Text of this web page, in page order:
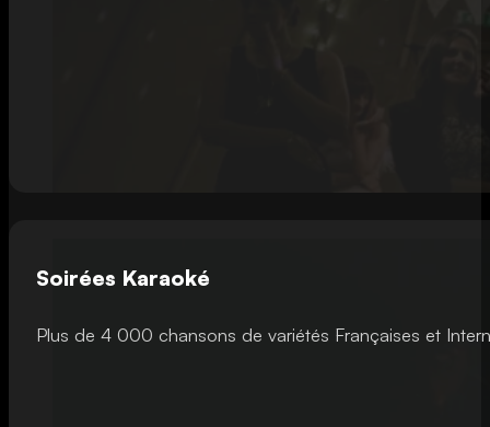
Soirées Karaoké
Plus de 4 000 chansons de variétés Françaises et